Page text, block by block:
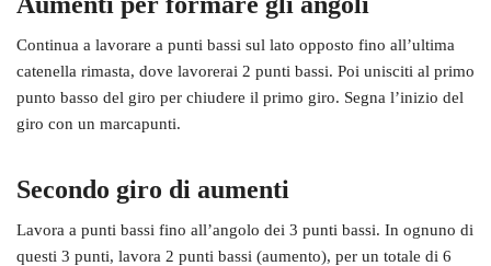
Continua a lavorare a punti bassi sul lato opposto fino all’ultima
catenella rimasta, dove lavorerai 2 punti bassi. Poi unisciti al primo
punto basso del giro per chiudere il primo giro. Segna l’inizio del
giro con un marcapunti.
Secondo giro di aumenti
Lavora a punti bassi fino all’angolo dei 3 punti bassi. In ognuno di
questi 3 punti, lavora 2 punti bassi (aumento), per un totale di 6